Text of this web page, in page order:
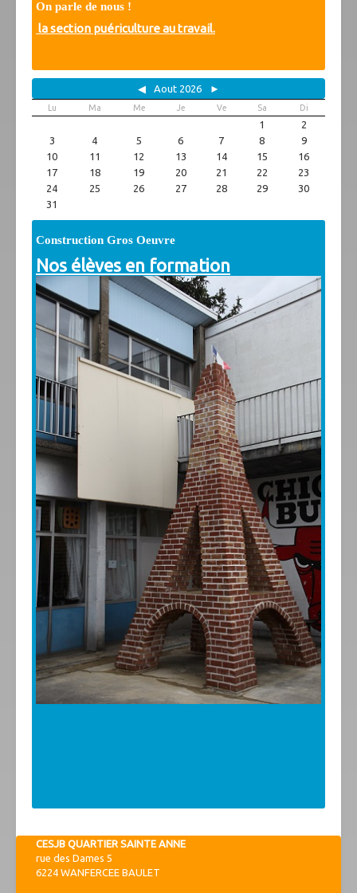
On parle de nous
Vidéos
Spécificités
Projet citoyen
Partenaires
Association des parents
Anciens
Liens utiles
Téléchargements
On parle de nous !
la section puériculture au travail.
◀ Aout 2026 ►
Lu Ma Me Je Ve Sa Di
1
2
3
4 5 6 7 8
9
10
11 12 13 14 15
16
17
18 19 20 21 22
23
24
25 26 27 28 29
30
31
Construction Gros Oeuvre
Nos élèves en formation
CESJB QUARTIER SAINTE ANNE
rue des Dames 5
6224 WANFERCEE BAULET